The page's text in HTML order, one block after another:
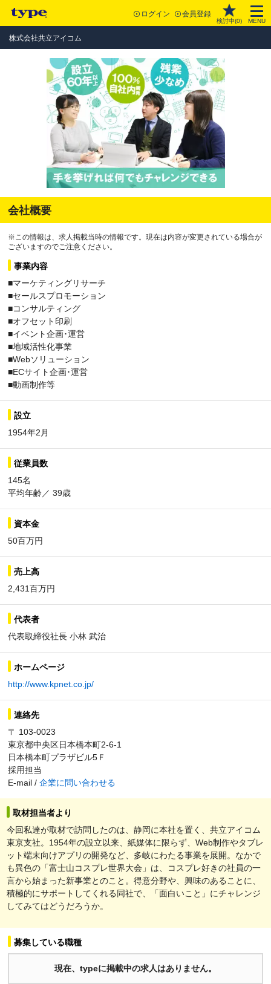
ログイン 会員登録
検討中(0) MENU
株式会社共立アイコム
会社概要
※この情報は、求人掲載当時の情報です。現在は内容が変更されている場合が
ございますのでご注意ください。
事業内容
■マーケティングリサーチ
■セールスプロモーション
■コンサルティング
■オフセット印刷
■イベント企画･運営
■地域活性化事業
■Webソリューション
■ECサイト企画･運営
■動画制作等
設立
1954年2月
従業員数
145名
平均年齢／ 39歳
資本金
50百万円
売上高
2,431百万円
代表者
代表取締役社長 小林 武治
ホームページ
http://www.kpnet.co.jp/
連絡先
〒 103-0023
東京都中央区日本橋本町2-6-1
日本橋本町プラザビル5Ｆ
採用担当
E-mail / 企業に問い合わせる
取材担当者より
今回私達が取材で訪問したのは、静岡に本社を置く、共立アイコム
東京支社。1954年の設立以来、紙媒体に限らず、Web制作やタブレ
ット端末向けアプリの開発など、多岐にわたる事業を展開。なかで
も異色の「富士山コスプレ世界大会」は、コスプレ好きの社員の一
言から始まった新事業とのこと。得意分野や、興味のあることに、
積極的にサポートしてくれる同社で、「面白いこと」にチャレンジ
してみてはどうだろうか。
募集している職種
現在、typeに掲載中の求人はありません。